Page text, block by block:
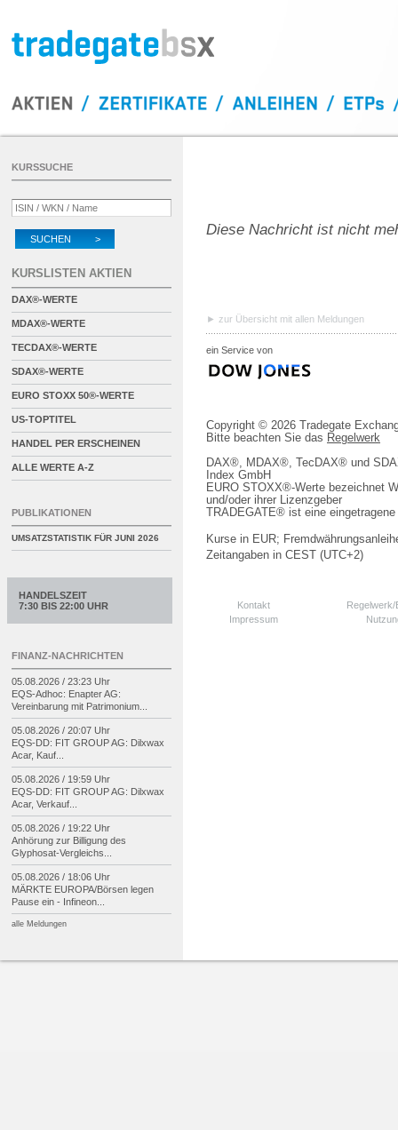
Diese Nachricht ist nicht
zur Übersicht mit allen Meldungen
ein Service von
Copyright © 2026 Tradegate
Bitte beachten Sie das Regelwerk
DAX®, MDAX®, TecDAX® und
Index GmbH
EURO STOXX®-Werte bezeichnet
und/oder ihrer Lizenzgeber
TRADEGATE® ist eine
Kurse in EUR;
Zeitangaben in CEST (UTC+2)
Kontakt
Impressum
KURSSUCHE
SUCHEN >
KURSLISTEN AKTIEN
DAX®-WERTE
MDAX®-WERTE
TECDAX®-WERTE
SDAX®-WERTE
EURO STOXX 50®-WERTE
US-TOPTITEL
HANDEL PER ERSCHEINEN
ALLE WERTE A-Z
PUBLIKATIONEN
UMSATZSTATISTIK FÜR JUNI 2026
HANDELSZEIT
7:30 BIS 22:00 UHR
FINANZ-NACHRICHTEN
05.08.2026 / 23:23 Uhr
EQS-Adhoc: Enapter AG:
Vereinbarung mit Patrimonium...
05.08.2026 / 20:07 Uhr
EQS-DD: FIT GROUP AG: Dilxwax
Acar, Kauf...
05.08.2026 / 19:59 Uhr
EQS-DD: FIT GROUP AG: Dilxwax
Acar, Verkauf...
05.08.2026 / 19:22 Uhr
Anhörung zur Billigung des
Glyphosat-Vergleichs...
05.08.2026 / 18:06 Uhr
MÄRKTE EUROPA/Börsen legen
Pause ein - Infineon...
alle Meldungen